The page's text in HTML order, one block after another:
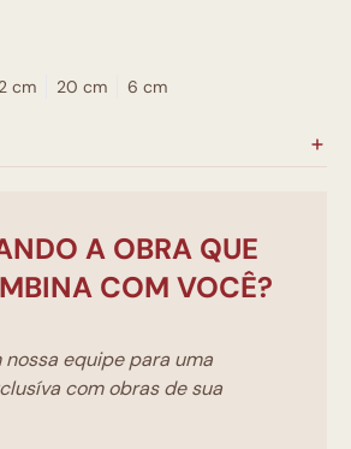
cm 20 cm 6 cm
A OBRA QUE
COM VOCÊ?
nossa equipe para uma
com obras de sua